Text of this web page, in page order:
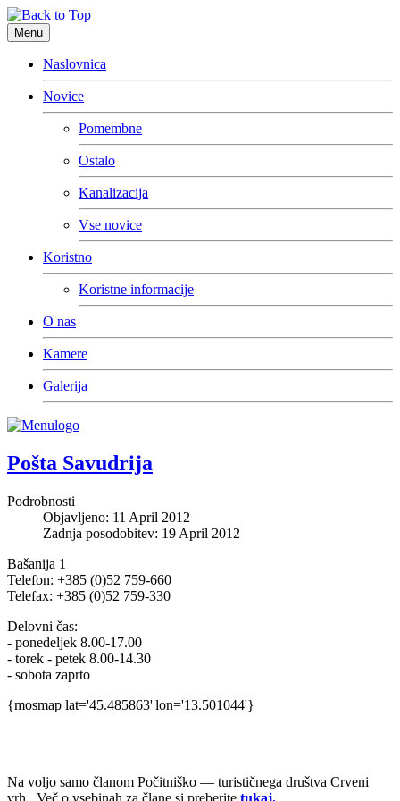
Menu
Naslovnica
Novice
Pomembne
Ostalo
Kanalizacija
Vse novice
Koristno
Koristne informacije
O nas
Kamere
Galerija
Pošta Savudrija
Podrobnosti
Objavljeno: 11 April 2012
Zadnja posodobitev: 19 April 2012
Bašanija 1
Telefon: +385 (0)52 759-660
Telefax: +385 (0)52 759-330
Delovni čas:
- ponedeljek 8.00-17.00
- torek - petek 8.00-14.30
- sobota zaprto
{mosmap lat='45.485863'|lon='13.501044'}
Na voljo samo članom Počit­niško — tur­is­tičnega društva Crveni
vrh. Več o vsebinah za člane si pre­berite tukaj.